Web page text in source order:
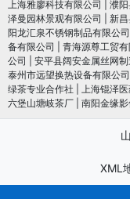
上海雅廖科技有限公司
濮
泽曼园林景观有限公司
新
阳龙汇泉不锈钢制品有限公司
备有限公司
青海源尊工贸有
公司
安平县阔安金属丝网
泰州市远望换热设备有限公司
绿茶专业合作社
上海锟泽
六堡山塘岐茶厂
南阳金缘
XML